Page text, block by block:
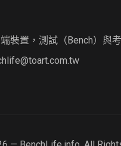
裝置，測試（Bench）與